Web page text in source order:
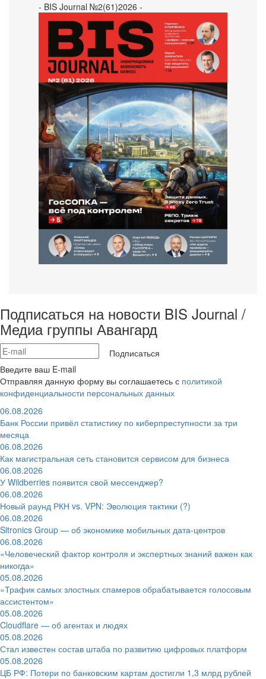
- BIS Journal №2(61)2026 -
Подписаться на новости BIS Journal /
Медиа группы Авангард
Подписаться
Введите ваш E-mail
Отправляя данную форму вы соглашаетесь с политикой
конфиденциальности персональных данных
06.08.2026
Банк России привёл статистику по киберпреступности за три
месяца
06.08.2026
Как магистральная сеть становится сервисом для бизнеса
06.08.2026
У Wildberries появится свой мессенджер?
06.08.2026
Новый раунд РКН vs. VPN: Эволюция тактики (?)
06.08.2026
Sitronics Group — об экономике мобильных дата-центров
06.08.2026
«Человеческий фактор контроля и экспертных знаний важен как
никогда»
05.08.2026
«Трафик самых злостных спамеров обрабатывается голосовым
ассистентом»
05.08.2026
Cloudflare — об агентах и людях
05.08.2026
Стал известен состав штаба по развитию цифровых платформ
05.08.2026
ЦБ РФ: Потери по банковским картам достигли 1,3 млрд рублей